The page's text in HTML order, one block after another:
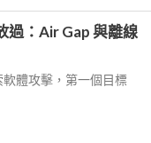
過：Air Gap 與離線
體攻擊，第一個目標